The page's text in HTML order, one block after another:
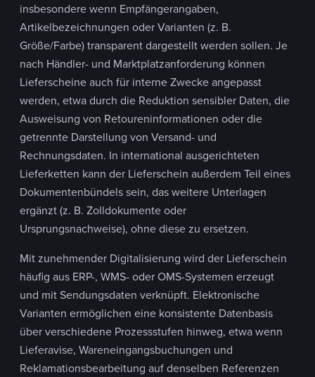
insbesondere wenn Empfängerangaben,
Artikelbezeichnungen oder Varianten (z. B.
Größe/Farbe) transparent dargestellt werden sollen. Je
nach Händler- und Marktplatzanforderung können
Lieferscheine auch für interne Zwecke angepasst
werden, etwa durch die Reduktion sensibler Daten, die
Ausweisung von Retoureninformationen oder die
getrennte Darstellung von Versand- und
Rechnungsdaten. In international ausgerichteten
Lieferketten kann der Lieferschein außerdem Teil eines
Dokumentenbündels sein, das weitere Unterlagen
ergänzt (z. B. Zolldokumente oder
Ursprungsnachweise), ohne diese zu ersetzen.
Mit zunehmender Digitalisierung wird der Lieferschein
häufig aus ERP-, WMS- oder OMS-Systemen erzeugt
und mit Sendungsdaten verknüpft. Elektronische
Varianten ermöglichen eine konsistente Datenbasis
über verschiedene Prozessstufen hinweg, etwa wenn
Lieferavise, Wareneingangsbuchungen und
Reklamationsbearbeitung auf denselben Referenzen